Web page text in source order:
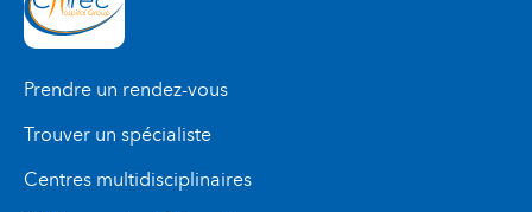
Prendre un rendez-vous
Trouver un spécialiste
Centres multidisciplinaires